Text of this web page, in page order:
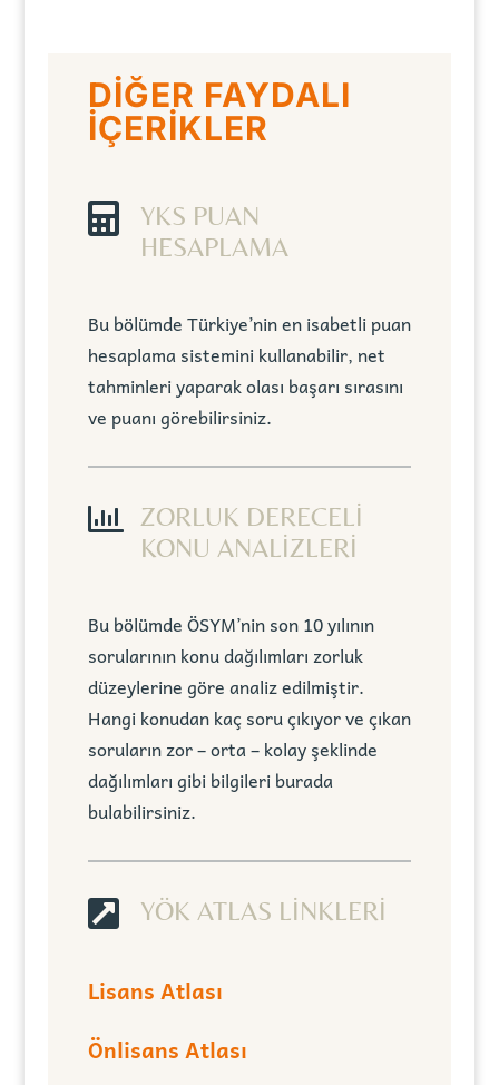
DİĞER FAYDALI
İÇERİKLER

YKS PUAN
HESAPLAMA
Bu bölümde Türkiye’nin en isabetli puan
hesaplama sistemini kullanabilir, net
tahminleri yaparak olası başarı sırasını
ve puanı görebilirsiniz.

ZORLUK DERECELİ
KONU ANALİZLERİ
Bu bölümde ÖSYM’nin son 10 yılının
sorularının konu dağılımları zorluk
düzeylerine göre analiz edilmiştir.
Hangi konudan kaç soru çıkıyor ve çıkan
soruların zor – orta – kolay şeklinde
dağılımları gibi bilgileri burada
bulabilirsiniz.
 YÖK ATLAS LİNKLERİ
Lisans Atlası
Önlisans Atlası